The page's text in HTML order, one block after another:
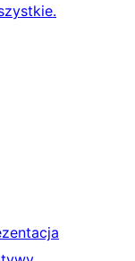
recenzje
.